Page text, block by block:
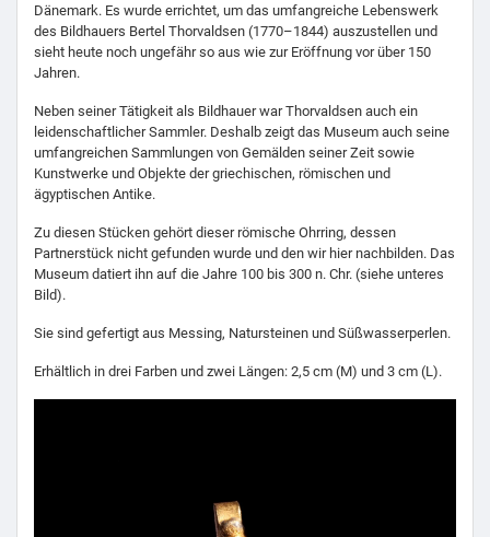
Dänemark. Es wurde errichtet, um das umfangreiche Lebenswerk
des Bildhauers Bertel Thorvaldsen (1770–1844) auszustellen und
sieht heute noch ungefähr so aus wie zur Eröffnung vor über 150
Jahren.
Neben seiner Tätigkeit als Bildhauer war Thorvaldsen auch ein
leidenschaftlicher Sammler. Deshalb zeigt das Museum auch seine
umfangreichen Sammlungen von Gemälden seiner Zeit sowie
Kunstwerke und Objekte der griechischen, römischen und
ägyptischen Antike.
Zu diesen Stücken gehört dieser römische Ohrring, dessen
Partnerstück nicht gefunden wurde und den wir hier nachbilden. Das
Museum datiert ihn auf die Jahre 100 bis 300 n. Chr. (siehe unteres
Bild).
Sie sind gefertigt aus Messing, Natursteinen und Süßwasserperlen.
Erhältlich in drei Farben und zwei Längen: 2,5 cm (M) und 3 cm (L).